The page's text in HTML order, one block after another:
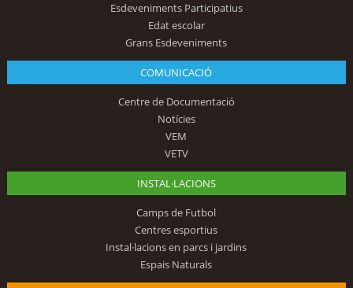
Esdeveniments Participatius
Edat escolar
Grans Esdeveniments
COMUNICACIÓ
Centre de Documentació
Notícies
VEM
VETV
INSTAL·LACIONS
Camps de Futbol
Centres esportius
Instal·lacions en parcs i jardins
Espais Naturals